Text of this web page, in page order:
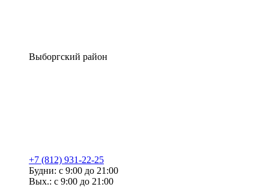
Выборгский район
+7 (812) 931-22-25
Будни: с 9:00 до 21:00
Вых.: с 9:00 до 21:00